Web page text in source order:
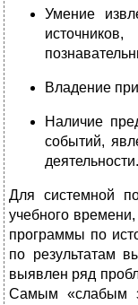
Умение
Владение
Наличие
событий,
деятельности.
Для системной
учебного
программы по
по результатам
выявлен ряд
Самым «слабым